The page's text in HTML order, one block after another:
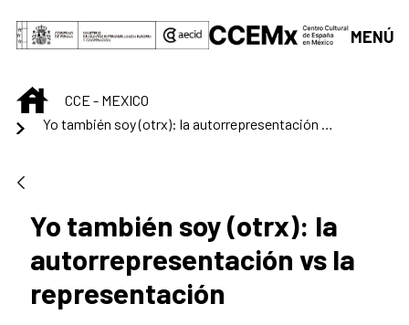
Saltar al contenido principal
MENÚ
INICIOCCE - MEXICO
Yo también soy (otrx): la autorrepresentación vs la representación
Yo también soy (otrx): la
autorrepresentación vs la
representación